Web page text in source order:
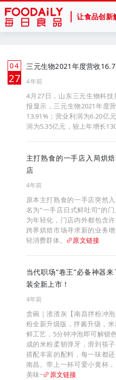
让食品创新
04
月
27
三元生物2021年度营收
4年前
4月27日，山东三元生物科
报显示，三元生物2021年度
13.91%；营业利润为6.20亿
润为5.35亿元，较上年增长
主打熟食的一手店入局烘
店
4年前
原本主打熟食的一手店突然
名为“一手店日式鲜吐司”的
为年轻化，门店内外都包含
跨界烘焙市场寻求新的业务
轻消费群体。
原文链接
当代职场“卷王”必备神器
装全新上市！
4年前
贪碗｜渣渣灰【南昌拌粉冲
粉全新升级版，拌酱升级，
鲜工艺，5分钟冲泡即可解锁
成的米粉柔韧弹牙，滑到筷
搭配丰富的配料，每一味都
南昌。带上一杯可爱小黄杯
美味~
原文链接